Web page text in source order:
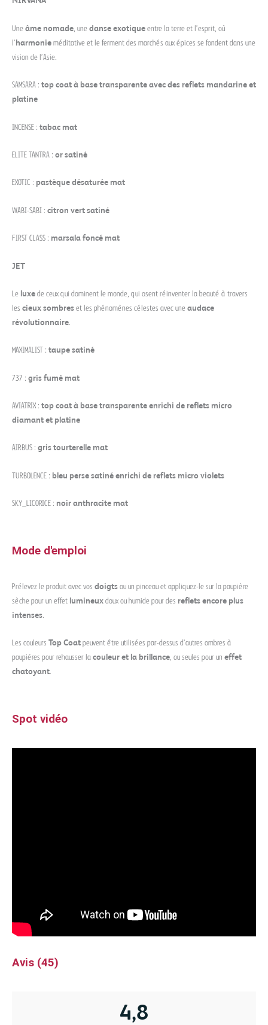
Une âme nomade , une danse exotique entre la terre et l’esprit, où
l’ harmonie méditative et le ferment des marchés aux épices se fondent dans une
vision de l’Asie.
SAMSARA : top coat à base transparente avec des reflets mandarine et
platine
INCENSE : tabac mat
ELITE TANTRA : or satiné
EXOTIC : pastèque désaturée mat
WABI-SABI : citron vert satiné
FIRST CLASS : marsala foncé mat
JET
Le luxe de ceux qui dominent le monde, qui osent réinventer la beauté à travers
les cieux sombres et les phénomènes célestes avec une audace
révolutionnaire.
MAXIMALIST : taupe satiné
737 : gris fumé mat
AVIATRIX : top coat à base transparente enrichi de reflets micro
diamant et platine
AIRBUS : gris tourterelle mat
TURBOLENCE : bleu perse satiné enrichi de reflets micro violets
SKY_LICORICE : noir anthracite mat
Mode d'emploi
Prélevez le produit avec vos doigts ou un pinceau et appliquez-le sur la paupière
sèche pour un effet lumineux doux ou humide pour des reflets encore plus
intenses.
Les couleurs Top Coat peuvent être utilisées par-dessus d’autres ombres à
paupières pour rehausser la couleur et la brillance, ou seules pour un effet
chatoyant.
Spot vidéo
Avis (45)
4,8